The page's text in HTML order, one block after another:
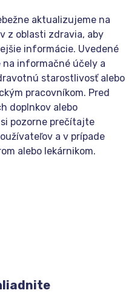
aktualizujeme na
z oblasti zdravia, aby
informácie. Uvedené
informačné účely a
starostlivosť alebo
pracovníkom. Pred
doplnkov alebo
pozorne prečítajte
a v prípade
alebo lekárnikom.